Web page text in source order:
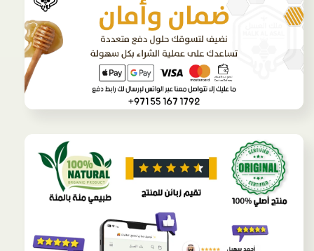
كيلو
عسل
زهور
يمني
كيلو
عسل
زهور
يمني
مجانا